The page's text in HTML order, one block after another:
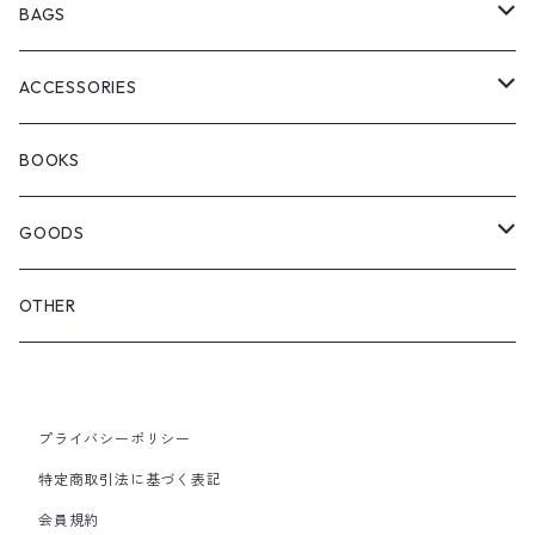
ChaosFissingClubxALLMOSTBLACK
WOODBLOCK
SEDAN ALL-PURPOSE
KICKS
BOOTS
BAGS
BACKPACK
SHOULDER
OTHER BAGS
ACCESSORIES
EYE WEAR
CAP&HAT
GLOVES&SCARF
SHOULDER
SMALL BAG
BOOKS
GOODS
TOY
PINS& PINBACK
SOX
OTHER
プライバシーポリシー
特定商取引法に基づく表記
会員規約